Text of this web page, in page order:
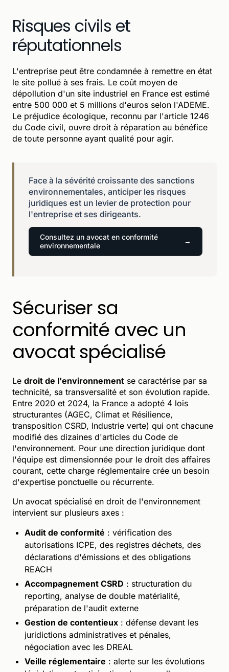
Risques civils et
réputationnels
L'entreprise peut être condamnée à remettre en état
le site pollué à ses frais. Le coût moyen de
dépollution d'un site industriel en France est estimé
entre 500 000 et 5 millions d'euros selon l'ADEME.
Le préjudice écologique, reconnu par l'article 1246
du Code civil, ouvre droit à réparation au bénéfice
de toute personne ayant qualité pour agir.
Face à la sévérité croissante des sanctions
environnementales, anticiper les risques
juridiques est un levier de protection pour
l'entreprise et ses dirigeants.
Consultez un avocat en conformité
environnementale
Sécuriser sa
conformité avec un
avocat spécialisé
Le droit de l'environnement se caractérise par sa
technicité, sa transversalité et son évolution rapide.
Entre 2020 et 2024, la France a adopté 4 lois
structurantes (AGEC, Climat et Résilience,
transposition CSRD, Industrie verte) qui ont chacune
modifié des dizaines d'articles du Code de
l'environnement. Pour une direction juridique dont
l'équipe est dimensionnée pour le droit des affaires
courant, cette charge réglementaire crée un besoin
d'expertise ponctuelle ou récurrente.
Un avocat spécialisé en droit de l'environnement
intervient sur plusieurs axes :
Audit de conformité : vérification des
autorisations ICPE, des registres déchets, des
déclarations d'émissions et des obligations
REACH
Accompagnement CSRD : structuration du
reporting, analyse de double matérialité,
préparation de l'audit externe
Gestion de contentieux : défense devant les
juridictions administratives et pénales,
négociation avec les DREAL
Veille réglementaire : alerte sur les évolutions